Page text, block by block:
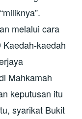
melalui cara
kaedah
Mahkamah
keputusan itu
syarikat Bukit